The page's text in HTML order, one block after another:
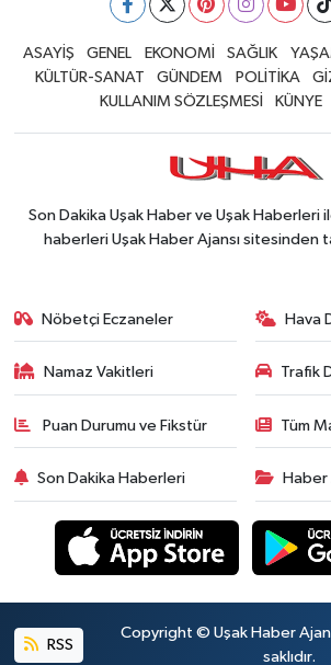
ASAYİŞ GENEL EKONOMİ SAĞLIK
KÜLTÜR-SANAT
GÜNDEM POLİTİKA
KULLANIM SÖZLEŞMESİ
KÜNYE
Son Dakika Uşak Haber ve Uşak Haberleri
haberleri Uşak Haber Ajansı sitesinden
Nöbetçi Eczaneler Hava
Namaz Vakitleri Trafik
Puan Durumu ve Fikstür Tüm
Son Dakika Haberleri Haber
RSS
Copyright © Uşak Haber
saklıdır.